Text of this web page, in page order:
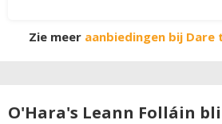
Zie meer aanbiedingen bij
O'Hara's Leann Folláin